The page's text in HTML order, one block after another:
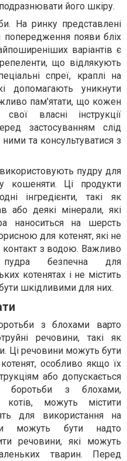
його шкіру.
На ринку представлені
попередження появи бліх
варіантів є
що відлякують
спреї, краплі на
допомагають уникнути
пам'ятати, що кожен
власні інструкції
застосуванням слід
та консультуватися з
пудру для
кошеняти. Ці продукти
інгредієнти, такі як
або деякі мінерали, які
наноситься на шерсть
для котенят, які не
контакт з водою. Важливо
безпечна для
котенятах і не містить
шкідливими для них.
з блохами варто
речовини, такі як
Ці речовини можуть бути
особливо якщо їх
або допускається
боротьби з блохами,
котів, можуть містити
для використання на
можуть бути надто
речовини, які можуть
тварин. Перед